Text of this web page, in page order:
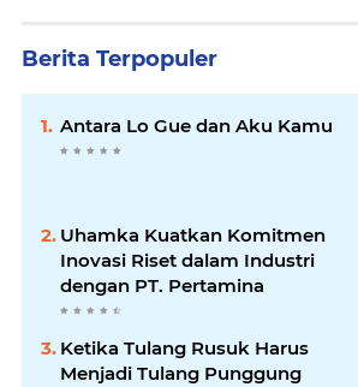
Berita Terpopuler
Antara Lo Gue dan Aku Kamu
Uhamka Kuatkan Komitmen
Inovasi Riset dalam Industri
dengan PT. Pertamina
Ketika Tulang Rusuk Harus
Menjadi Tulang Punggung